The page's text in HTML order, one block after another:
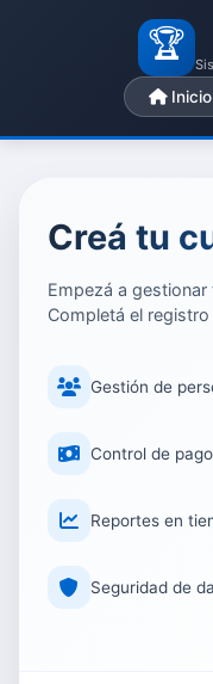
🏆
Inicio
Creá tu
Empezá a
Completá el
Gestión de
Control de
Reportes en
Seguridad de